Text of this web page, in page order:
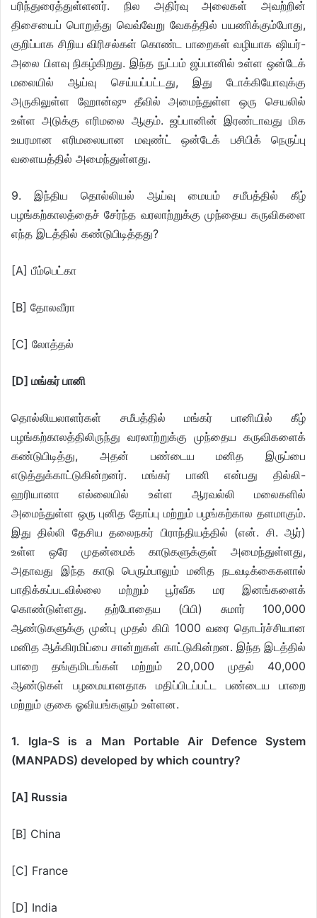
பரிந்துரைத்துள்ளனர். நில அதிர்வு அலைகள் அவற்றின்
திசையைப் பொறுத்து வெவ்வேறு வேகத்தில் பயணிக்கும்போது,
குறிப்பாக சிறிய விரிசல்கள் கொண்ட பாறைகள் வழியாக ஷியர்-
அலை பிளவு நிகழ்கிறது. இந்த நுட்பம் ஜப்பானில் உள்ள ஒன்டேக்
மலையில் ஆய்வு செய்யப்பட்டது, இது டோக்கியோவுக்கு
அருகிலுள்ள ஹோன்ஷு தீவில் அமைந்துள்ள ஒரு செயலில்
உள்ள அடுக்கு எரிமலை ஆகும். ஜப்பானின் இரண்டாவது மிக
உயரமான எரிமலையான மவுண்ட் ஒன்டேக் பசிபிக் நெருப்பு
வளையத்தில் அமைந்துள்ளது.
9. இந்திய தொல்லியல் ஆய்வு மையம் சமீபத்தில் கீழ்
பழங்கற்காலத்தைச் சேர்ந்த வரலாற்றுக்கு முந்தைய கருவிகளை
எந்த இடத்தில் கண்டுபிடித்தது?
[A] பீம்பெட்கா
[B] தோலவீரா
[C] லோத்தல்
[D] மங்கர் பானி
தொல்லியலாளர்கள் சமீபத்தில் மங்கர் பானியில் கீழ்
பழங்கற்காலத்திலிருந்து வரலாற்றுக்கு முந்தைய கருவிகளைக்
கண்டுபிடித்து, அதன் பண்டைய மனித இருப்பை
எடுத்துக்காட்டுகின்றனர். மங்கர் பானி என்பது தில்லி-
ஹரியானா எல்லையில் உள்ள ஆரவல்லி மலைகளில்
அமைந்துள்ள ஒரு புனித தோப்பு மற்றும் பழங்கற்கால தளமாகும்.
இது தில்லி தேசிய தலைநகர் பிராந்தியத்தில் (என். சி. ஆர்)
உள்ள ஒரே முதன்மைக் காடுகளுக்குள் அமைந்துள்ளது,
அதாவது இந்த காடு பெரும்பாலும் மனித நடவடிக்கைகளால்
பாதிக்கப்படவில்லை மற்றும் பூர்வீக மர இனங்களைக்
கொண்டுள்ளது. தற்போதைய (பிபி) சுமார் 100,000
ஆண்டுகளுக்கு முன்பு முதல் கிபி 1000 வரை தொடர்ச்சியான
மனித ஆக்கிரமிப்பை சான்றுகள் காட்டுகின்றன. இந்த இடத்தில்
பாறை தங்குமிடங்கள் மற்றும் 20,000 முதல் 40,000
ஆண்டுகள் பழமையானதாக மதிப்பிடப்பட்ட பண்டைய பாறை
மற்றும் குகை ஓவியங்களும் உள்ளன.
1. Igla-S is a Man Portable Air Defence System
(MANPADS) developed by which country?
[A] Russia
[B] China
[C] France
[D] India